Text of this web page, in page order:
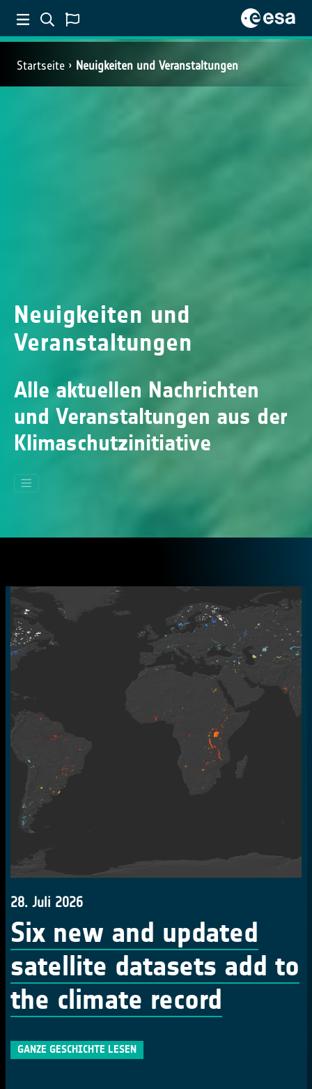
Startseite Neuigkeiten und Veranstaltungen
Neuigkeiten und
Veranstaltungen
Alle aktuellen Nachrichten
und Veranstaltungen aus der
Klimaschutzinitiative
28. Juli 2026
Six new and updated
satellite datasets add to
the climate record
GANZE GESCHICHTE LESEN